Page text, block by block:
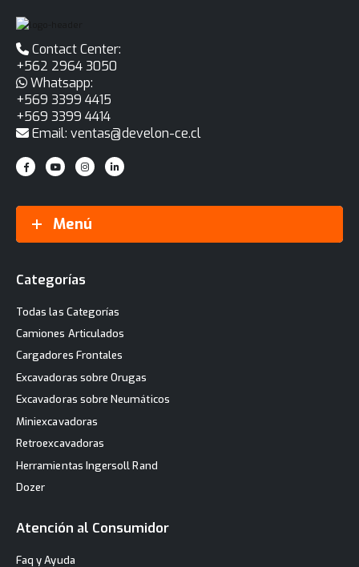
Contact Center:
+562 2964 3050
Whatsapp:
+569 3399 4415
+569 3399 4414
Email: ventas@develon-ce.cl
Menú
Categorías
Todas las Categorías
Camiones Articulados
Cargadores Frontales
Excavadoras sobre Orugas
Excavadoras sobre Neumáticos
Miniexcavadoras
Retroexcavadoras
Herramientas Ingersoll Rand
Dozer
Atención al Consumidor
Faq y Ayuda